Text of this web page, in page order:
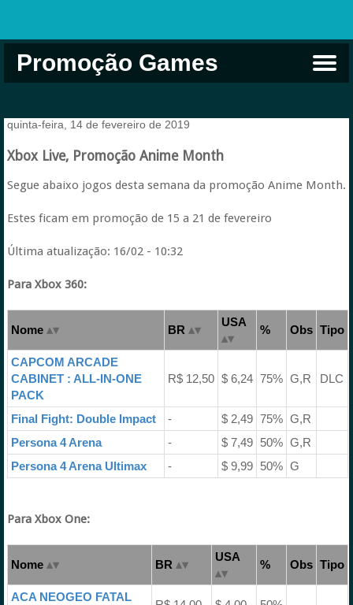
Promoção Games
quinta-feira, 14 de fevereiro de 2019
Xbox Live, Promoção Anime Month
Segue abaixo jogos desta semana da promoção Anime Month.
Estes ficam em promoção de 15 a 21 de fevereiro
Última atualização: 16/02 - 10:32
Para Xbox 360:
Nome BR
USA
% Obs Tipo
CAPCOM ARCADE
CABINET : ALL-IN-ONE
PACK
R$ 12,50 $ 6,24 75% G,R DLC
Final Fight: Double Impact - $ 2,49 75% G,R
Persona 4 Arena
- $ 7,49 50% G,R
Persona 4 Arena Ultimax
- $ 9,99 50% G
Para Xbox One:
Nome BR
USA
% Obs Tipo
ACA NEOGEO FATAL